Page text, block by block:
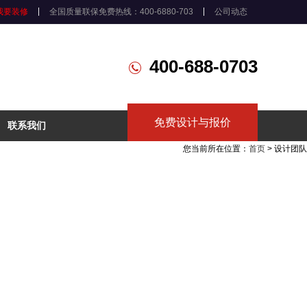
要装修 全国质量联保免费热线：400-6880-703 公司动态
400-688-0703
免费设计与报价
联系我们
您当前所在位置： 首页 > 设计团队